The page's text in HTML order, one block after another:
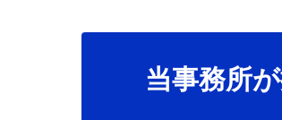
当事務所